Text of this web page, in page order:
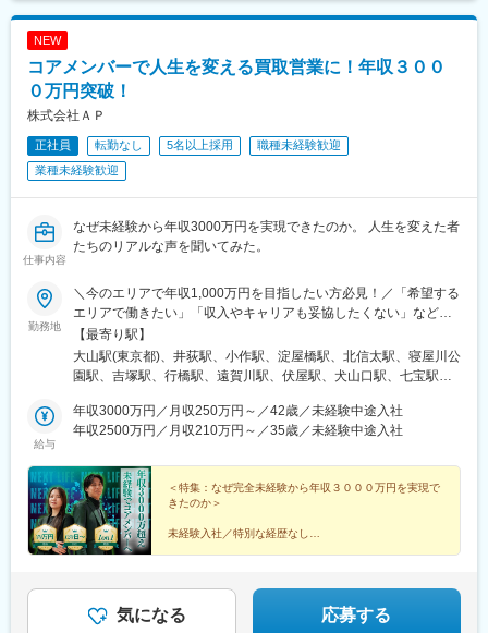
東池袋駅、赤羽岩淵駅、立川駅、神奈川駅、溝の口駅、川崎駅、
グランドプラザ前駅、静岡駅、新豊田駅、近鉄名古屋駅、七条
駅、高槻市駅、天王寺駅前駅、なんば駅(地下鉄)、北新地駅、千里
駅、岡山駅、倉敷市駅、立町駅、片原町駅(香川県)、県庁前駅(愛
媛県)、天神駅、櫛田神社前駅、平和通駅、中佐世保駅、鹿児島中
高津駅(神奈川県)、国際会議場前駅、日吉町駅、名古屋駅、天王寺
駅、近鉄日本橋駅、大阪梅田駅(阪神線)、神戸三宮駅(阪急・神戸
駅、祇園駅(福岡県)、旦過駅、佐世保駅、都通駅
NEW
コアメンバーで人生を変える買取営業に！年収３００
０万円突破！
株式会社ＡＰ
正社員 転勤なし 5名以上採用
職種未経験歓迎
業種未経験歓迎
仕事内容
なぜ未経験から年収3000万円を実現できたのか。 人生を変えた者
たちのリアルな声を聞いてみた。
勤務地
＼今のエリアで年収1,000万円を目指したい方必見！／「希望する
エリアで働きたい」「収入やキャリアも妥協したくない」など、
一人ひとりの希望や生活環境を伺い、最適な配属先を決定します
◎地域に根ざして働きつつ、キャリアアップや高収入を目指せる
環境をご用意しています。【本社】 大阪府大阪市中央区伏見町4
東エリアを中心としたプロジェクト先（勤務地は、ご希望や現在
のお住まいを考慮して決定します◎）※転居を伴う転勤はありませ
【最寄り駅】
大山駅(東京都)、井荻駅、小作駅、淀屋橋駅、北信太駅、寝屋川公
園駅、吉塚駅、行橋駅、遠賀川駅、伏屋駅、犬山口駅、七宝駅、
駅、九重駅、滑河駅、大網駅、蛍池駅、三木駅(神戸電鉄線)、山陽
網干駅、山城青谷駅、五位堂駅、学園前駅(奈良県)、三瀬谷駅、亀
線)、久津川駅、和歌山港駅、前橋大島駅、吉井駅(群馬県)、つく
ば駅、下妻駅、高久駅、ゆいの杜東駅、西ノ口駅、磐田駅、土岐
市駅、鵜沼宿駅、モレラ岐阜駅、上田駅、新居浜駅、伊予三島
駅、川之江駅、高島駅(岡山県)、早島駅、高瀬駅(香川県)、滝の茶
屋駅、具同駅、あき総合病院前駅、山田西町駅、廿日市駅、広
(ＩＲいしかわ鉄道線)、西加積駅、東野尻駅、三沢駅(青森県)、板
柳駅、脇ノ沢駅、石鳥谷駅、矢幅駅、扇田駅、十文字駅、原ノ町
給与
年収3000万円／月収250万円～／42歳／未経験中途入社
年収2500万円／月収210万円～／35歳／未経験中途入社
＜特集：なぜ完全未経験から年収３０００万円を実現で
きたのか＞
未経験入社／特別な経歴なし
人生を変えた、リアルな声を集めました。
気になる 応募する